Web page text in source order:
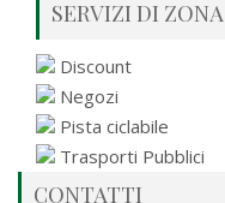
SERVIZI DI ZONA
Discount
Negozi
Pista ciclabile
Trasporti Pubblici
CONTATTI